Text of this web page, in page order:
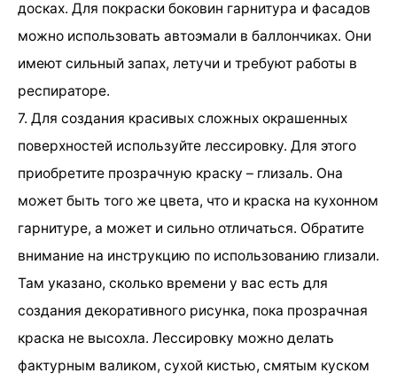
досках. Для покраски боковин гарнитура и фасадов
можно использовать автоэмали в баллончиках. Они
имеют сильный запах, летучи и требуют работы в
респираторе.
7. Для создания красивых сложных окрашенных
поверхностей используйте лессировку. Для этого
приобретите прозрачную краску – глизаль. Она
может быть того же цвета, что и краска на кухонном
гарнитуре, а может и сильно отличаться. Обратите
внимание на инструкцию по использованию глизали.
Там указано, сколько времени у вас есть для
создания декоративного рисунка, пока прозрачная
краска не высохла. Лессировку можно делать
фактурным валиком, сухой кистью, смятым куском